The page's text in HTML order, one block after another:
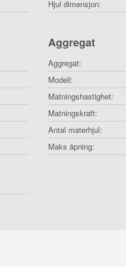
Hjul dimensjon:
Aggregat
Aggregat:
Modell:
Matningshastighet:
Matningskraft:
Antal materhjul:
Maks åpning: